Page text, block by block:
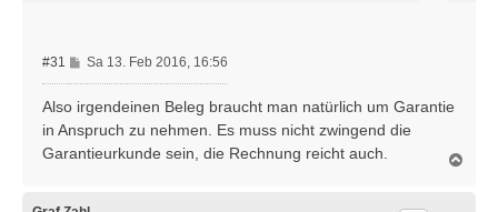
#31
B
e
r
a
Sa 13. Feb 2016, 16:56
Also irgendeinen Beleg braucht man natürlich um Garantie
in Anspruch zu nehmen. Es muss nicht zwingend die
Garantieurkunde sein, die Rechnung reicht auch.